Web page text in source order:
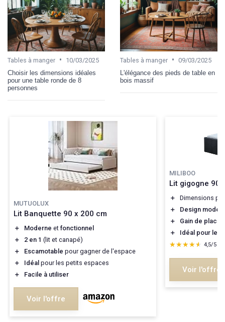
Tables à manger •
10/03/2025
Choisir les dimensions idéales
pour une table ronde de 8
personnes
Tables à manger • 09/03/2025
L'élégance des pieds de table en
bois massif
MUTUOLUX
Lit Banquette 90 x 200 cm
＋ Moderne et fonctionnel
＋
2 en 1 (lit et canapé)
＋
Escamotable pour gagner de l'espace
＋
Idéal pour les petits espaces
＋
Facile à utiliser
Voir l'offre
MILIBOO
Lit gigogne 90
＋
Dimensions
＋
Design
＋
Gain de place
＋
Idéal pour les
★★★★★
★★★★★ 4,5/5
Voir l'offre